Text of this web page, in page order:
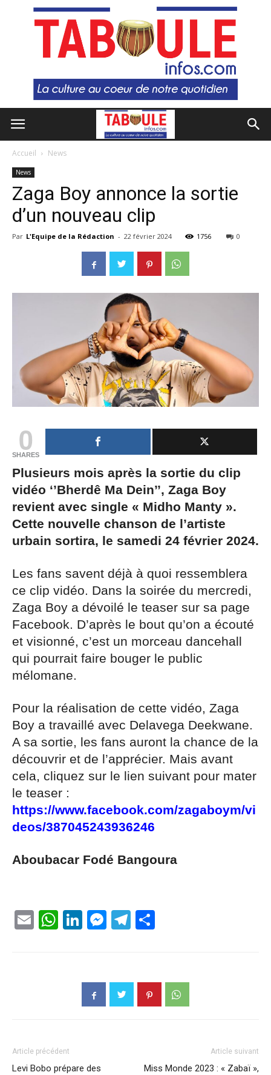
Accueil News
News
Zaga Boy annonce la sortie
d’un nouveau clip
Par L'Equipe de la Rédaction - 22 février 2024 1756 0
0
SHARES
Plusieurs mois après la sortie du clip
vidéo ‘’Bherdê Ma Dein’’, Zaga Boy
revient avec single « Midho Manty ».
Cette nouvelle chanson de l’artiste
urbain sortira, le samedi 24 février 2024.
Les fans savent déjà à quoi ressemblera
ce clip vidéo. Dans la soirée du mercredi,
Zaga Boy a dévoilé le teaser sur sa page
Facebook. D’après le bout qu’on a écouté
et visionné, c’est un morceau dancehall
qui pourrait faire bouger le public
mélomane.
Pour la réalisation de cette vidéo, Zaga
Boy a travaillé avec Delavega Deekwane.
A sa sortie, les fans auront la chance de la
découvrir et de l’apprécier. Mais avant
cela, cliquez sur le lien suivant pour mater
le teaser :
https://www.facebook.com/zagaboym/vi
deos/387045243936246
Aboubacar Fodé Bangoura
EmailWhatsApp
LinkedIn
Messenger
Telegram
Article précédent
Levi Bobo prépare des
Article suivant
Miss Monde 2023 : « Zabaï »,